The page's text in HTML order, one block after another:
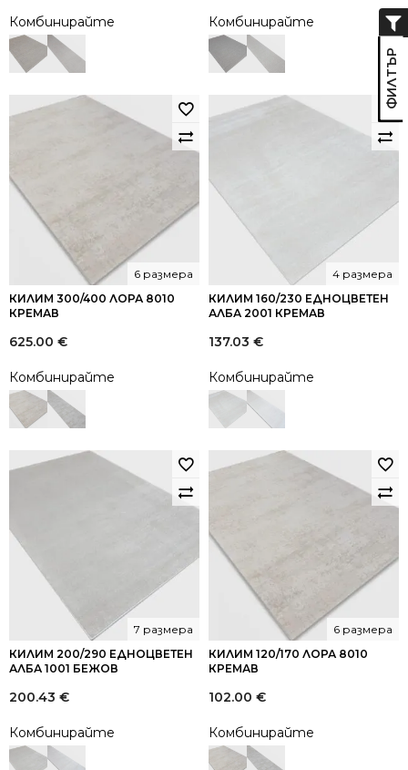
Комбинирайте Комбинирайте
КИЛИМ 300/400 ЛОРА 8010
КРЕМАВ
6 размера
625.00 €
Комбинирайте
КИЛИМ 160/230 ЕДНОЦВЕТЕН
АЛБА 2001 КРЕМАВ
4 размера
137.03 €
Комбинирайте
КИЛИМ 200/290 ЕДНОЦВЕТЕН
АЛБА 1001 БЕЖОВ
7 размера
200.43 €
Комбинирайте
КИЛИМ 120/170 ЛОРА 8010
КРЕМАВ
6 размера
102.00 €
Комбинирайте